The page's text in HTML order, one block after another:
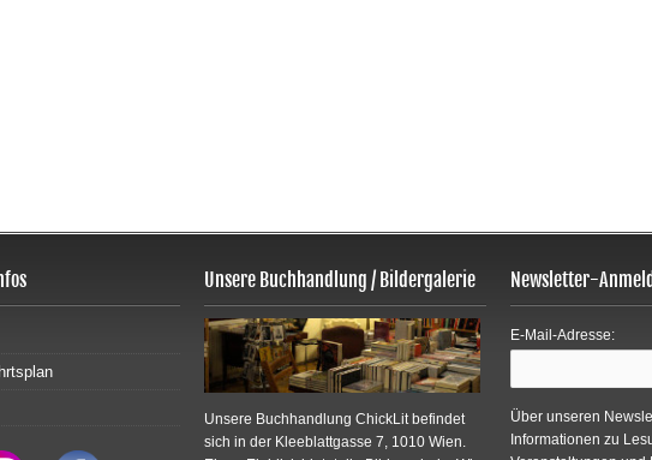
Unsere Buchhandlung / Bildergalerie
Unsere Buchhandlung ChickLit befindet
sich in der Kleeblattgasse 7, 1010 Wien.
Newsletter-
E-Mail-Adresse:
Über unseren
Informationen zu